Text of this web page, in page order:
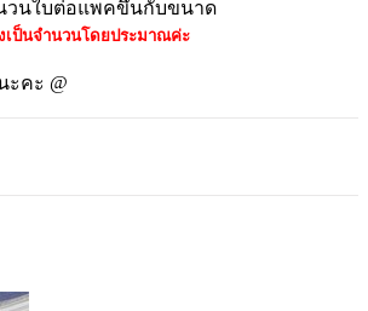
วนใบต่อแพคขึ้นกับขนาด
ป็นจำนวนโดยประมาณค่ะ
ะคะ @